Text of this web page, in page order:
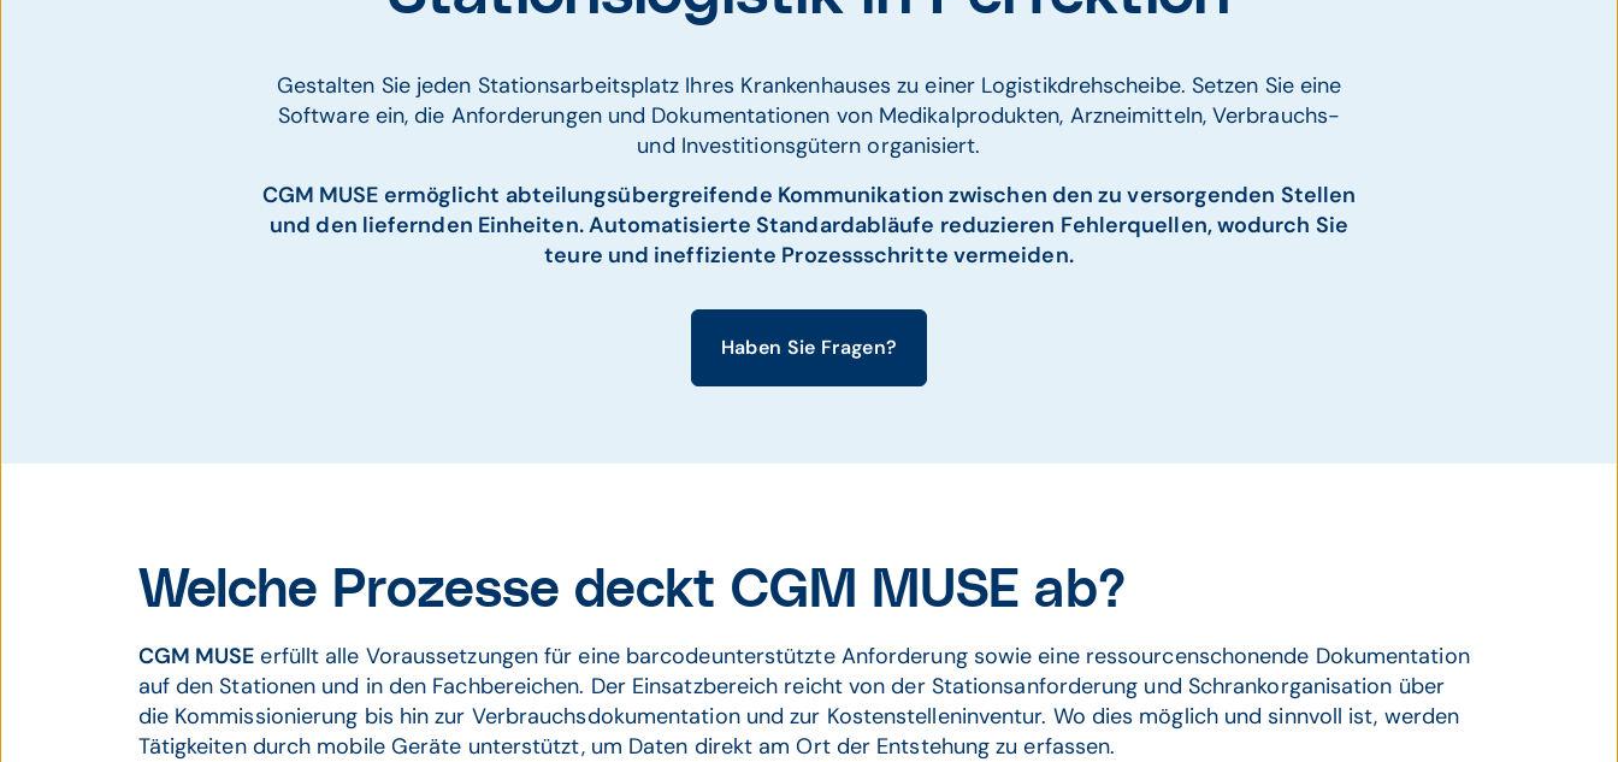
Gestalten Sie jeden Stationsarbeitsplatz Ihres Krankenhauses zu einer Logistikdrehscheibe. Setzen Sie eine
Software ein, die Anforderungen und Dokumentationen von Medikalprodukten, Arzneimitteln, Verbrauchs-
und Investitionsgütern organisiert.
CGM MUSE ermöglicht abteilungsübergreifende Kommunikation zwischen den zu versorgenden Stellen
und den liefernden Einheiten. Automatisierte Standardabläufe reduzieren Fehlerquellen, wodurch Sie
teure und ineffiziente Prozessschritte vermeiden.
Haben Sie Fragen?
Welche Prozesse deckt CGM MUSE ab?
CGM MUSE erfüllt alle Voraussetzungen für eine barcodeunterstützte Anforderung sowie eine ressourcenschonende Dokumentation
auf den Stationen und in den Fachbereichen. Der Einsatzbereich reicht von der Stationsanforderung und Schrankorganisation über
die Kommissionierung bis hin zur Verbrauchsdokumentation und zur Kostenstelleninventur. Wo dies möglich und sinnvoll ist, werden
Tätigkeiten durch mobile Geräte unterstützt, um Daten direkt am Ort der Entstehung zu erfassen.